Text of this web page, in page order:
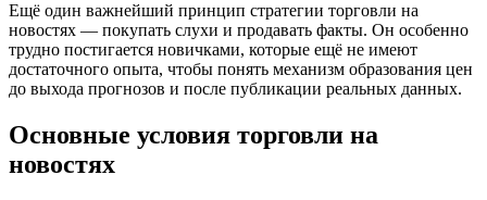
Ещё один важнейший принцип стратегии торговли на
новостях — покупать слухи и продавать факты. Он особенно
трудно постигается новичками, которые ещё не имеют
достаточного опыта, чтобы понять механизм образования цен
до выхода прогнозов и после публикации реальных данных.
Основные условия торговли на
новостях